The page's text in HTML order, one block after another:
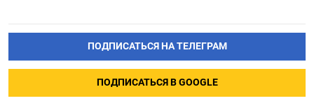
ПОДПИСАТЬСЯ НА ТЕЛЕГРАМ
ПОДПИСАТЬСЯ В GOOGLE